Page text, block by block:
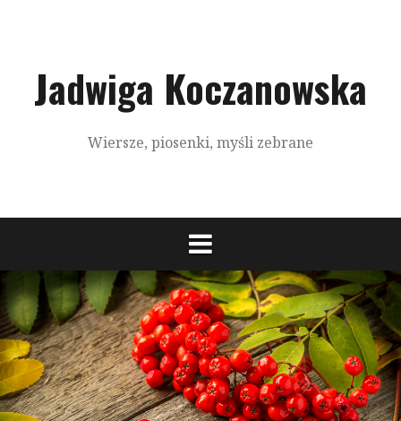
Jadwiga Koczanowska
Wiersze, piosenki, myśli zebrane